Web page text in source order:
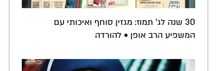
30 שנה לג' תמוז: מגזין סוחף ואיכותי עם
המשפיע הרב אופן • להורדה